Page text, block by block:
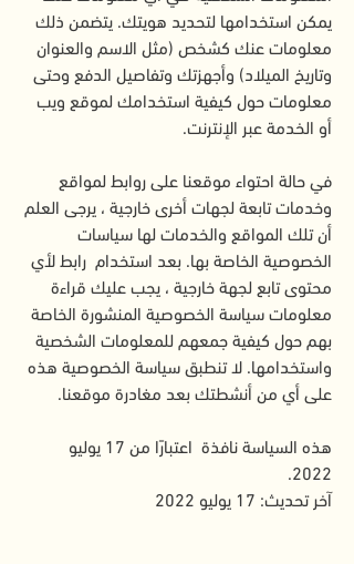
يمكن استخدامها لتحديد هويتك. يتضمن ذلك
معلومات عنك كشخص (مثل الاسم والعنوان
وتاريخ الميلاد) وأجهزتك وتفاصيل الدفع وحتى
معلومات حول كيفية استخدامك لموقع ويب
أو الخدمة عبر الإنترنت.
في حالة احتواء موقعنا على روابط لمواقع
وخدمات تابعة لجهات أخرى خارجية ، يرجى العلم
أن تلك المواقع والخدمات لها سياسات
الخصوصية الخاصة بها. بعد استخدام رابط لأي
محتوى تابع لجهة خارجية ، يجب عليك قراءة
معلومات سياسة الخصوصية المنشورة الخاصة
بهم حول كيفية جمعهم للمعلومات الشخصية
واستخدامها. لا تنطبق سياسة الخصوصية هذه
على أي من أنشطتك بعد مغادرة موقعنا.
هذه السياسة نافذة اعتبارًا من 17 يوليو
2022.
آخر تحديث: 17 يوليو 2022